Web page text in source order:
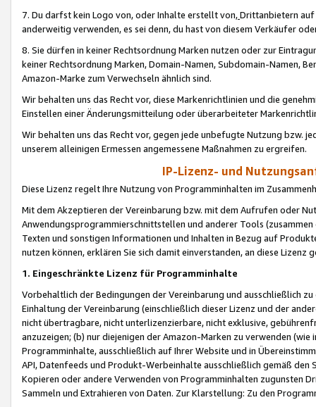
7. Du darfst kein Logo von, oder Inhalte erstellt von,Drittanbietern auf
anderweitig verwenden, es sei denn, du hast von diesem Verkäufer
8. Sie dürfen in keiner Rechtsordnung Marken nutzen oder zur
keiner Rechtsordnung Marken, Domain-Namen, Subdomain-Namen,
Amazon-Marke zum Verwechseln ähnlich sind.
Wir behalten uns das Recht vor, diese Markenrichtlinien und die
Einstellen einer Änderungsmitteilung oder überarbeiteter
Wir behalten uns das Recht vor, gegen jede unbefugte Nutzung bzw.
unserem alleinigen Ermessen angemessene Maßnahmen zu ergreifen.
IP-Lizenz- und
Diese Lizenz regelt Ihre Nutzung von Programminhalten im
Mit dem Akzeptieren der Vereinbarung bzw. mit dem Aufrufen oder
Anwendungsprogrammierschnittstellen und anderer Tools (zusammen
Texten und sonstigen Informationen und Inhalten in Bezug auf
nutzen können, erklären Sie sich damit einverstanden, an diese Lizenz
1. Eingeschränkte Lizenz für Programminhalte
Vorbehaltlich der Bedingungen der Vereinbarung und ausschließlich
Einhaltung der Vereinbarung (einschließlich dieser Lizenz und der
nicht übertragbare, nicht unterlizenzierbare, nicht exklusive,
anzuzeigen; (b) nur diejenigen der Amazon-Marken zu verwenden
Programminhalte, ausschließlich auf Ihrer Website und in
API, Datenfeeds und Produkt-Werbeinhalte ausschließlich gemäß
Kopieren oder andere Verwenden von Programminhalten zugunsten
Sammeln und Extrahieren von Daten. Zur Klarstellung: Zu den